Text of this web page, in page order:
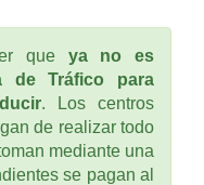
que ya no es
de Tráfico para
. Los centros
de realizar todo
mediante una
se pagan al